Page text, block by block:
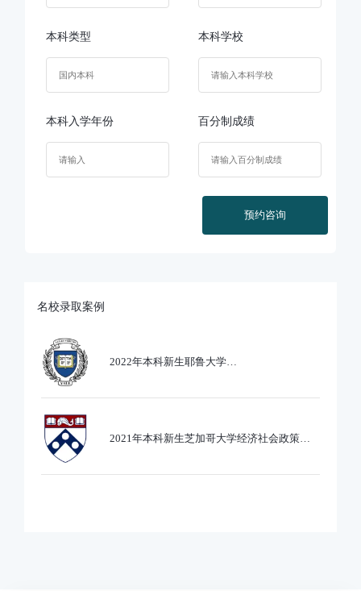
本科类型 本科学校
本科入学年份 百分制成绩
预约咨询
名校录取案例
2022年本科新生耶鲁大学
2021年本科新生芝加哥大学经济社会政策专